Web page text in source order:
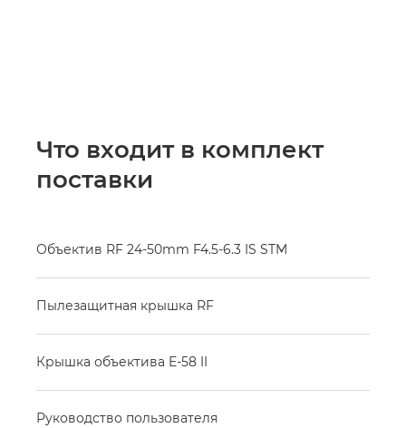
Что входит в комплект
поставки
Объектив RF 24-50mm F4.5-6.3 IS STM
Пылезащитная крышка RF
Крышка объектива E-58 II
Руководство пользователя